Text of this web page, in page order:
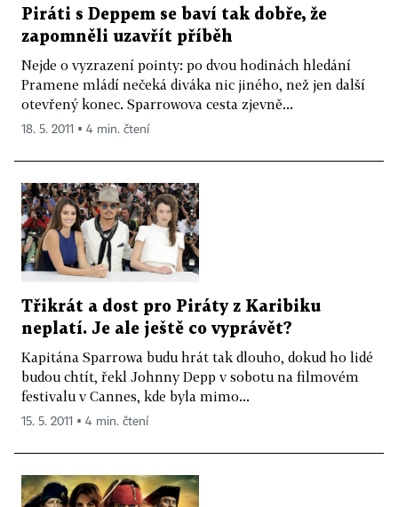
Piráti s Deppem se baví tak dobře, že
zapomněli uzavřít příběh
Nejde o vyzrazení pointy: po dvou hodinách hledání
Pramene mládí nečeká diváka nic jiného, než jen další
otevřený konec. Sparrowova cesta zjevně...
18. 5. 2011 ▪ 4 min. čtení
Třikrát a dost pro Piráty z Karibiku
neplatí. Je ale ještě co vyprávět?
Kapitána Sparrowa budu hrát tak dlouho, dokud ho lidé
budou chtít, řekl Johnny Depp v sobotu na filmovém
festivalu v Cannes, kde byla mimo...
15. 5. 2011 ▪ 4 min. čtení